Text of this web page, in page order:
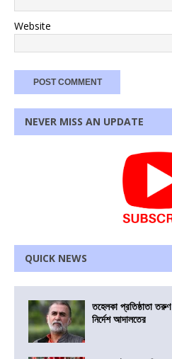
Website
NEVER MISS AN UPDATE
QUICK NEWS
তহেলকা প্রতিষ্ঠাতা
নির্দেশ আদালতের